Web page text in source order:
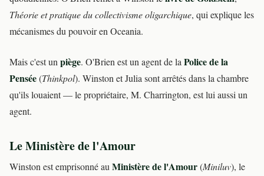
Théorie et pratique du collectivisme oligarchique, qui explique les
mécanismes du pouvoir en Oceania.
Mais c'est unpiège. O'Brien est un agent de laPolice de la
Pensée(Thinkpol). Winston et Julia sont arrêtés dans la chambre
qu'ils louaient — le propriétaire, M. Charrington, est lui aussi un
agent.
Le Ministère de l'Amour
Winston est emprisonné auMinistère de l'Amour(Miniluv), le